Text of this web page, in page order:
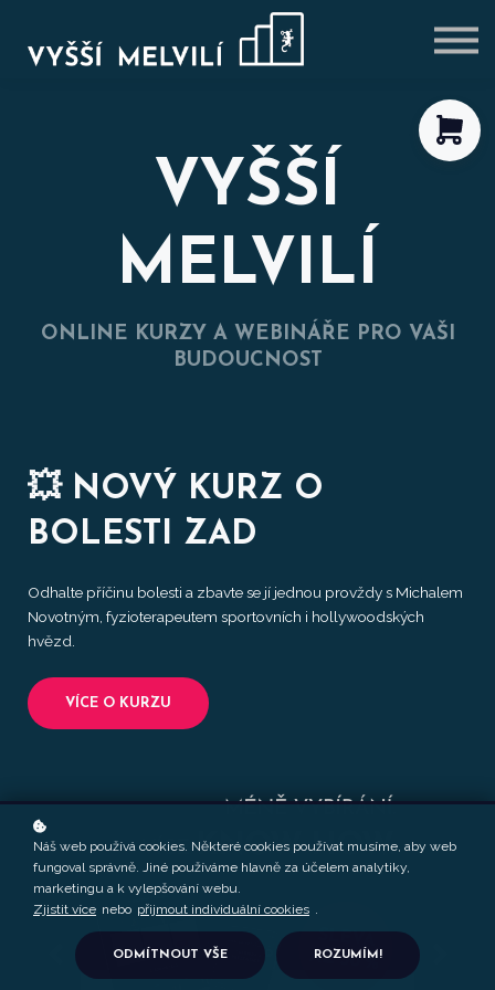
VÝHODNÉ BALÍČKY
BLOG
REGISTROVAT SE
VYŠŠÍ
MELVILÍ
ONLINE KURZY A WEBINÁŘE PRO VAŠI
BUDOUCNOST
💥 NOVÝ KURZ O
BOLESTI ZAD
Odhalte příčinu bolesti a zbavte se jí jednou provždy s Michalem
Novotným, fyzioterapeutem sportovních i hollywoodských
hvězd.
VÍCE O KURZU
Náš web používá cookies. Některé cookies používat musíme, aby web
fungoval správně. Jiné používáme hlavně za účelem analytiky,
marketingu a k vylepšování webu.
Zjistit více nebo přijmout individuální cookies .
ODMÍTNOUT VŠE ROZUMÍM!